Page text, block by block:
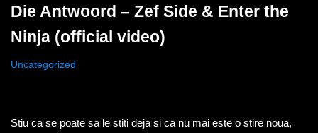
Die Antwoord – Zef Side & Enter the
Ninja (official video)
Uncategorized
Stiu ca se poate sa le stiti deja si ca nu mai este o stire noua,